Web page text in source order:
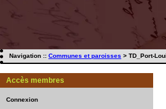
Navigation :: Communes et paroisses > TD_Port-
Accès membres
Connexion